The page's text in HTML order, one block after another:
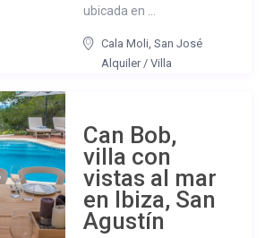
ubicada en ...
Cala Moli,San José
Alquiler/Villa
Can Bob,
villa con
vistas al mar
en Ibiza, San
Agustín